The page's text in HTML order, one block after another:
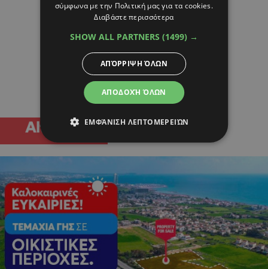
σύμφωνα με την Πολιτική μας για τα cookies.
Διαβάστε περισσότερα
SHOW ALL PARTNERS (1499) →
ΑΠΟΔΟΧΉ ΌΛΩΝ
ΑΠΌΡΡΙΨΗ ΌΛΩΝ
ΕΜΦΆΝΙΣΗ ΛΕΠΤΟΜΕΡΕΙΏΝ